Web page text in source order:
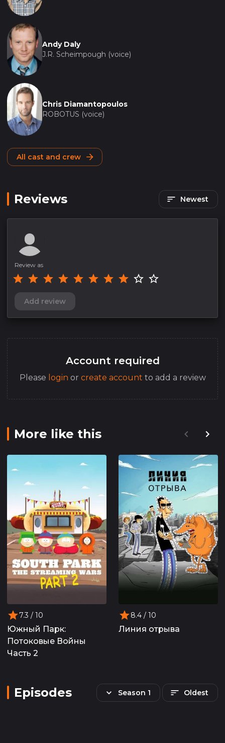
Andy Daly
J.R. Scheimpough (voice)
Chris Diamantopoulos
ROBOTUS (voice)
All cast and crew
Reviews Newest
Review as
Add review
Account required
Please login or create account to add a review
More like this
7.3 / 10
Южный Парк:
Потоковые Войны
Часть 2
8.4 / 10
Линия отрыва
Episodes Season 1 Oldest